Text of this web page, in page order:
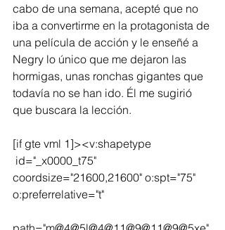
cabo de una semana, acepté que no
iba a convertirme en la protagonista de
una película de acción y le enseñé a
Negry lo único que me dejaron las
hormigas, unas ronchas gigantes que
todavía no se han ido. Él me sugirió
que buscara la lección.
[if gte vml 1]><v:shapetype
coordsize="21600,21600" o:spt="75"
o:preferrelative="t"